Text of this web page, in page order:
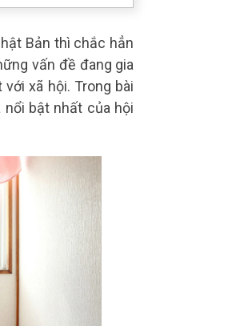
Bản thì chắc hẳn
vấn đề đang gia
xã hội. Trong bài
bật nhất của hội